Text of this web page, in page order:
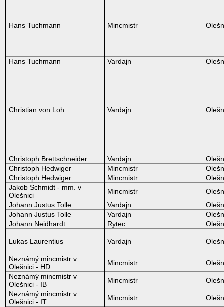
Hans Tuchmann Mincmistr
Hans Tuchmann Vardajn
Christian von Loh Vardajn
Christoph Brettschneider Vardajn
Christoph Hedwiger
Mincmistr
Christoph Hedwiger
Mincmistr
Jakob Schmidt - mm. v
Olešnici
Mincmistr
Johann Justus Tolle
Vardajn
Johann Justus Tolle
Vardajn
Johann Neidhardt
Rytec
Lukas Laurentius Vardajn
Neznámý mincmistr v
Olešnici - HD
Mincmistr
Neznámý mincmistr v
Olešnici - IB
Mincmistr
Neznámý mincmistr v
Olešnici - IT
Mincmistr